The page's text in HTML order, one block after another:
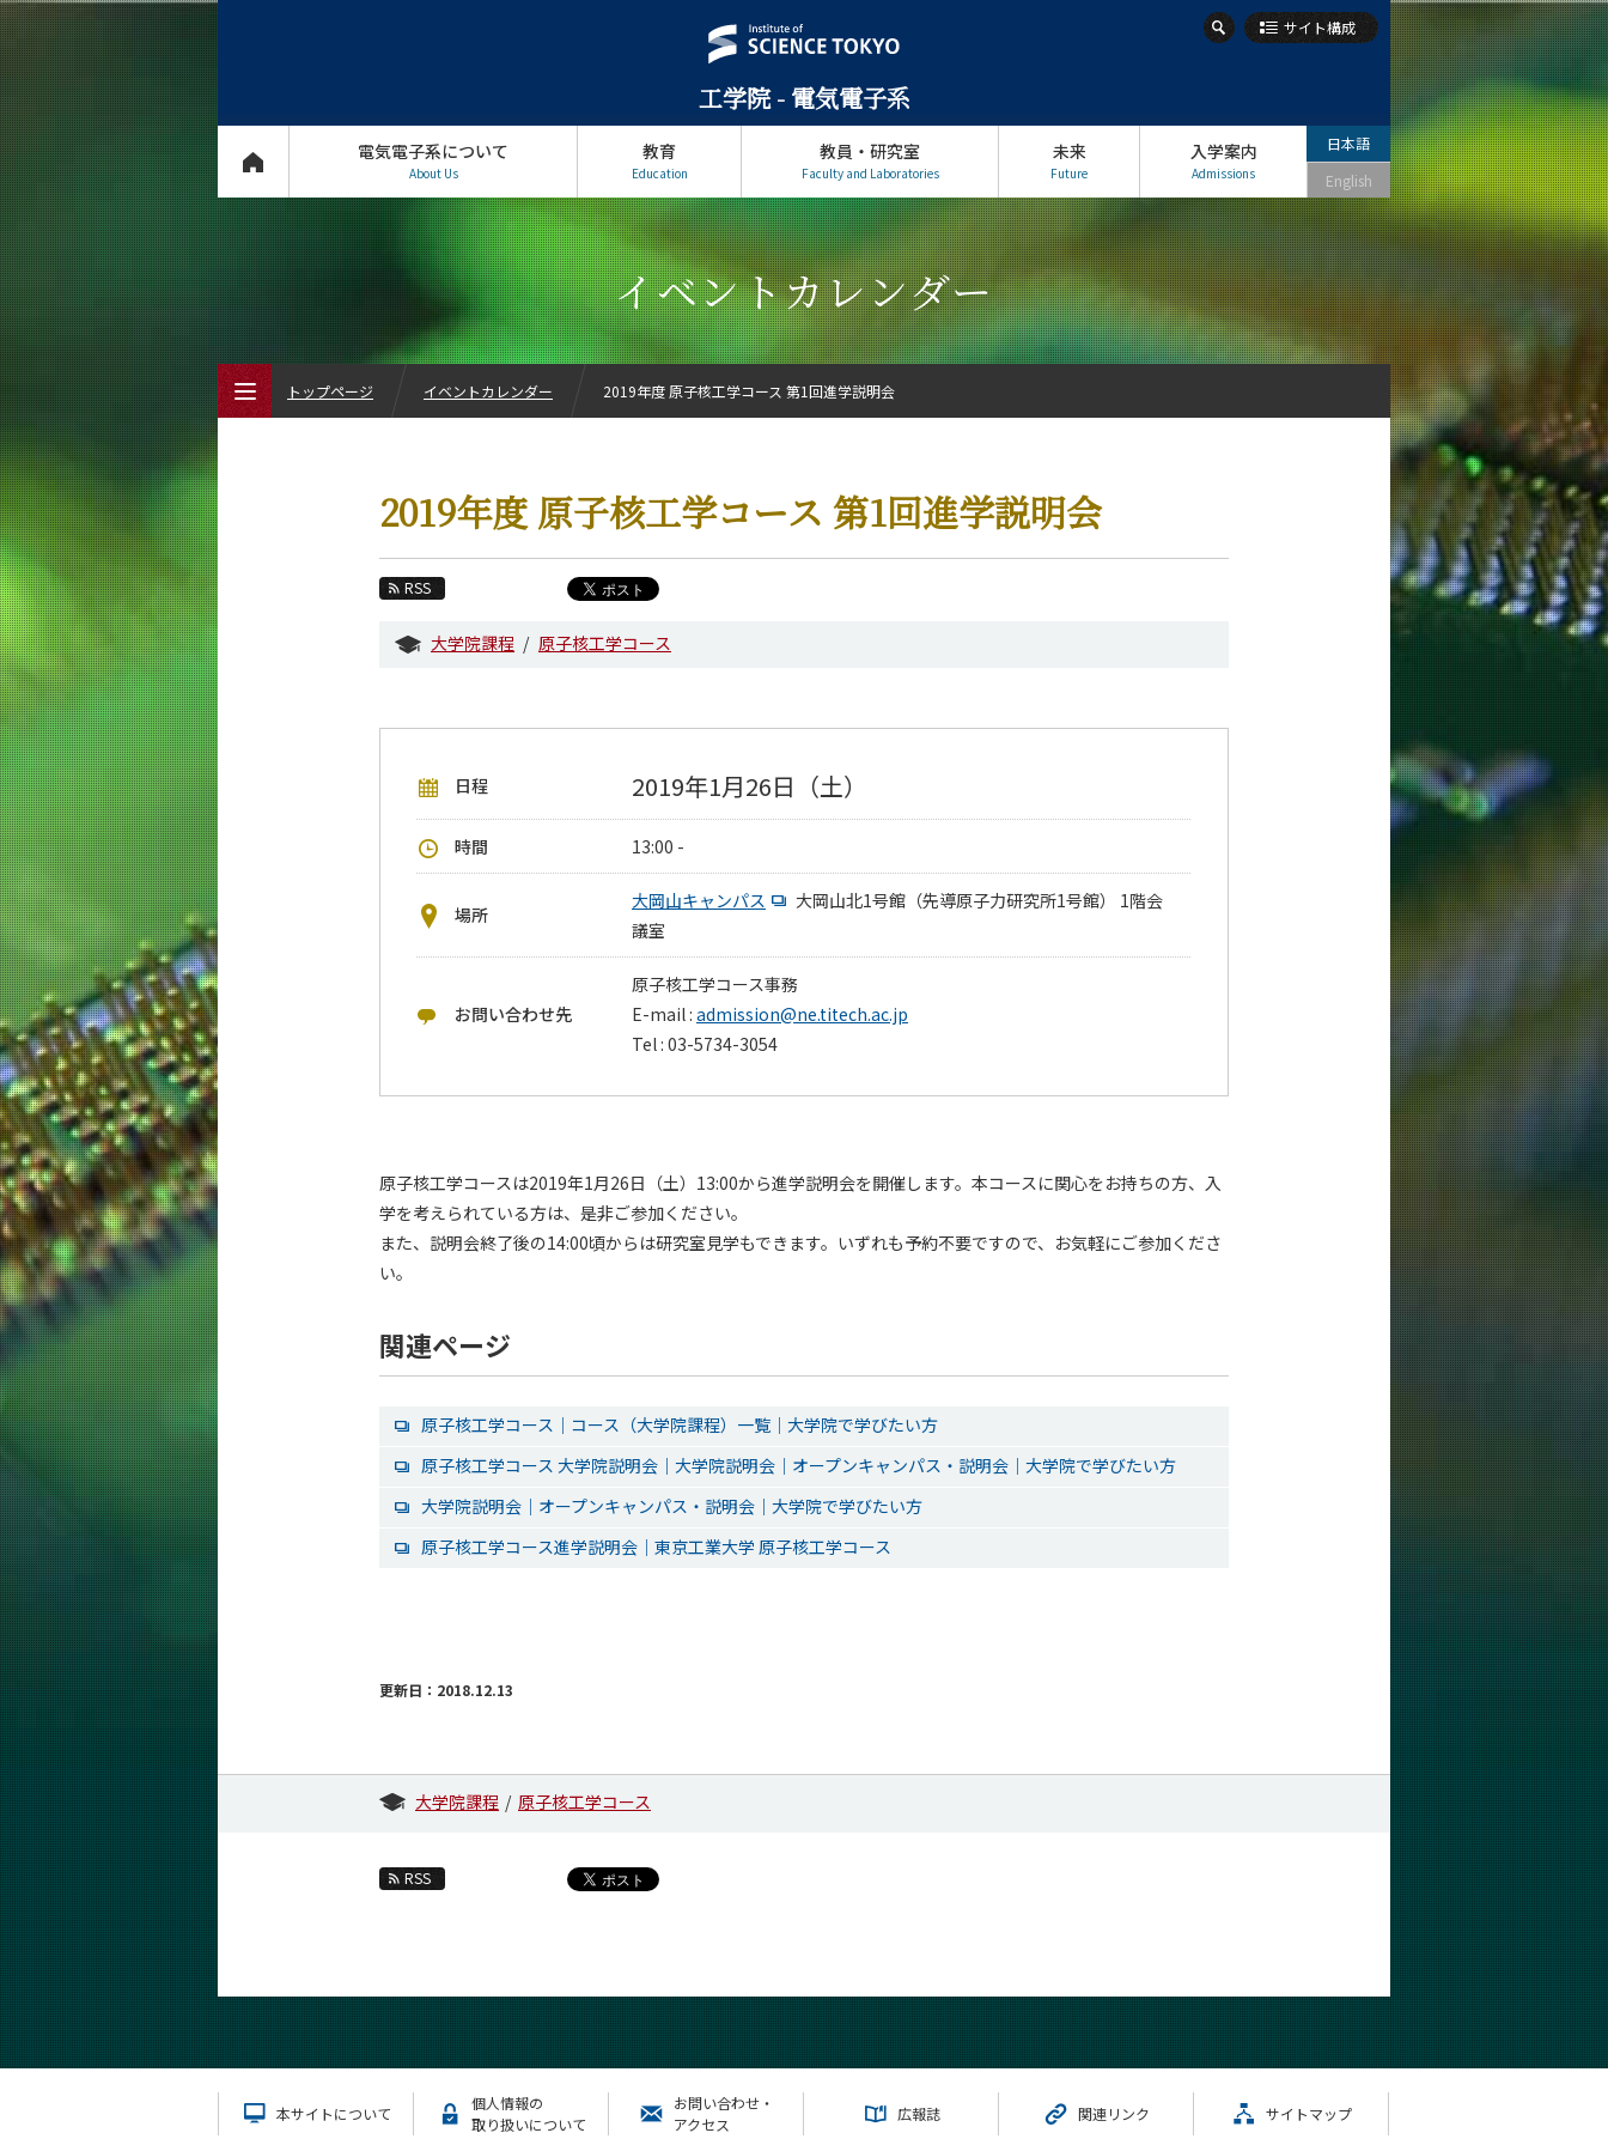
工学院 - 電気電子系
サイト構成
電気電子系について
About Us
教育
Education
教員・研究室
Faculty and Laboratories
未来
Future
入学案内
Admissions
日本語
English
イベントカレンダー
2019年度 原子核工学コース 第1回進学説明会
RSS
大学院課程 原子核工学コース
日程 2019年1月26日（土）
時間 13:00 -
場所
大岡山キャンパス
大岡山北1号館（先導原子力研究所1号館） 1階会
議室
お問い合わせ先
原子核工学コース事務
E-mail : admission@ne.titech.ac.jp
Tel : 03-5734-3054
原子核工学コースは2019年1月26日（土）13:00から進学説明会を開催します。本コースに関心をお持ちの方、入
学を考えられている方は、是非ご参加ください。
また、説明会終了後の14:00頃からは研究室見学もできます。いずれも予約不要ですので、お気軽にご参加くださ
い。
関連ページ
原子核工学コース｜コース（大学院課程）一覧｜大学院で学びたい方
原子核工学コース 大学院説明会｜大学院説明会｜オープンキャンパス・説明会｜大学院で学びたい方
大学院説明会｜オープンキャンパス・説明会｜大学院で学びたい方
原子核工学コース進学説明会｜東京工業大学 原子核工学コース
更新日：2018.12.13
大学院課程 原子核工学コース
RSS
本サイトについて
個人情報の
取り扱いについて
お問い合わせ・
アクセス
広報誌 関連リンク サイトマップ
トップページ イベントカレンダー 2019年度 原子核工学コース 第1回進学説明会
電気電子系について